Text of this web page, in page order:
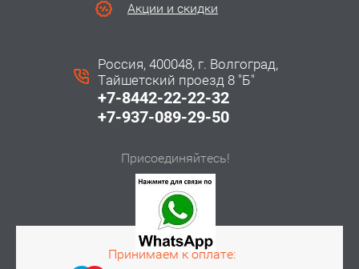
Акции и скидки
Россия, 400048, г. Волгоград,
Тайшетский проезд 8 "Б"
+7-8442-22-22-32
+7-937-089-29-50
Присоединяйтесь!
Принимаем к оплате: